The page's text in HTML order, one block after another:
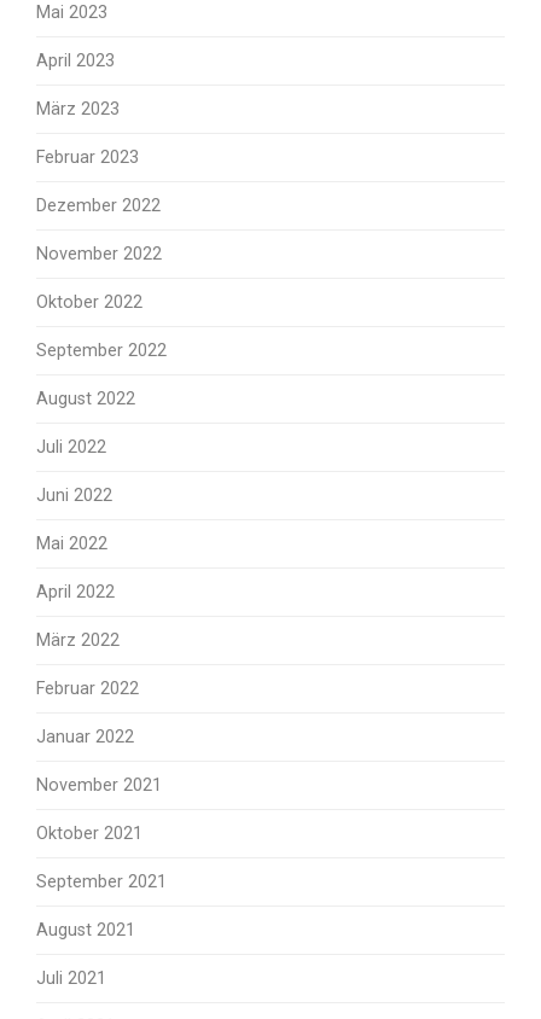
Mai 2023
April 2023
März 2023
Februar 2023
Dezember 2022
November 2022
Oktober 2022
September 2022
August 2022
Juli 2022
Juni 2022
Mai 2022
April 2022
März 2022
Februar 2022
Januar 2022
November 2021
Oktober 2021
September 2021
August 2021
Juli 2021